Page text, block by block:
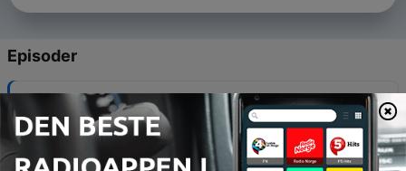
Episoder
- 02-Acappella: بی‌وسیله
02 jan. 2026
25 - 10-Fiction #2: ملودرام